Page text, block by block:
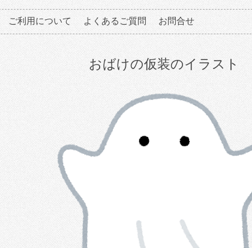
ご利用について よくあるご質問 お問合せ
おばけの仮装のイラスト